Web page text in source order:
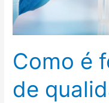
Como é
de
qualidade
laboratorial